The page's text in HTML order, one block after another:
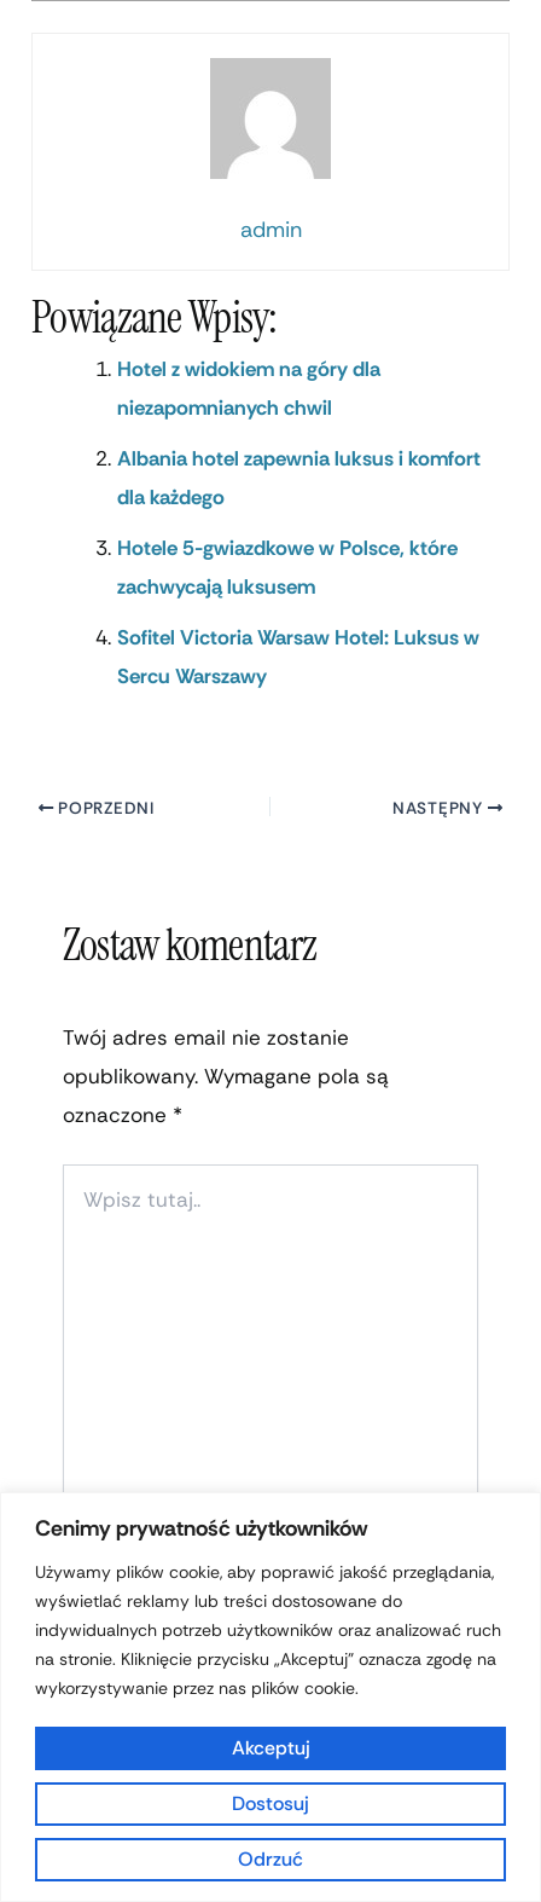
Cenimy prywatność użytkowników
Używamy plików cookie, aby poprawić jakość przeglądania,
wyświetlać reklamy lub treści dostosowane do
indywidualnych potrzeb użytkowników oraz analizować ruch
na stronie. Kliknięcie przycisku „Akceptuj” oznacza zgodę na
wykorzystywanie przez nas plików cookie.
Dostosuj
Odrzuć
Akceptuj
admin
Powiązane Wpisy:
Hotel z widokiem na góry dla
niezapomnianych chwil
Albania hotel zapewnia luksus i komfort
dla każdego
Hotele 5-gwiazdkowe w Polsce, które
zachwycają luksusem
Sofitel Victoria Warsaw Hotel: Luksus w
Sercu Warszawy
POPRZEDNI NASTĘPNY
Zostaw komentarz
Twój adres email nie zostanie
opublikowany. Wymagane pola są
oznaczone *
TUTAJ..
NAZWA*
E-
MAIL*
WITRYNA
ZAPAMIĘTAJ MOJE DANE W TEJ
PRZEGLĄDARCE PODCZAS PISANIA